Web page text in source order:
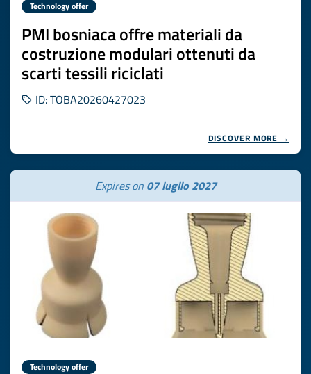
Technology offer
PMI bosniaca offre materiali da
costruzione modulari ottenuti da
scarti tessili riciclati
ID: TOBA20260427023
DISCOVER MORE →
Expires on 07 luglio 2027
Technology offer